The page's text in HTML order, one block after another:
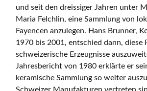
und seit den dreissiger Jahren unter
Maria Felchlin, eine Sammlung von
Fayencen anzulegen. Hans Brunner,
1970 bis 2001, entschied dann, diese
schweizerische Erzeugnisse
Jahresbericht von 1980 erklärte er
keramische Sammlung so weiter
Schweizer Manufakturen vertreten